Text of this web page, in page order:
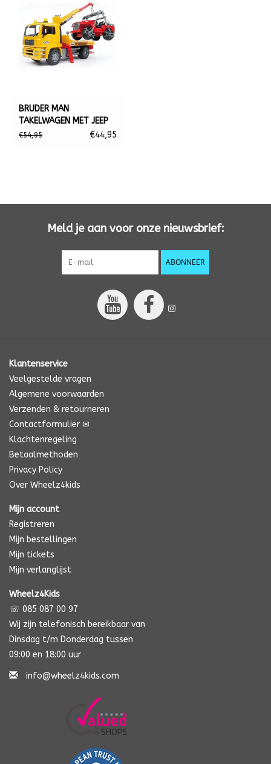
BRUDER MAN
TAKELWAGEN MET JEEP
€54,95 €44,95
Meld je aan voor onze nieuwsbrief:
ABONNEER
Klantenservice
Veelgestelde vragen
Algemene voorwaarden
Verzenden & retourneren
Contactformulier ✉
Klachtenregeling
Betaalmethoden
Privacy Policy
Over Wheelz4kids
Mijn account
Registreren
Mijn bestellingen
Mijn tickets
Mijn verlanglijst
Wheelz4Kids
☏ 085 087 00 97
Wij zijn telefonisch bereikbaar van
Dinsdag t/m Donderdag tussen
09:00 en 18:00 uur
info@wheelz4kids.com